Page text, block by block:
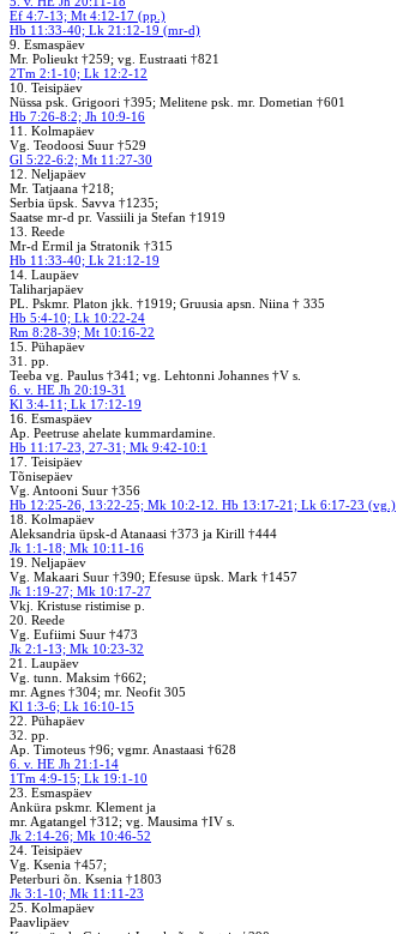
Ef 4:7-13; Mt 4:12-17 (pp.)
Hb 11:33-40; Lk 21:12-19 (mr-d)
9. Esmaspäev
Mr. Polieukt †259; vg. Eustraati †821
2Tm 2:1-10; Lk 12:2-12
10. Teisipäev
Nüssa psk. Grigoori †395; Melitene psk. mr. Dometian †601
Hb 7:26-8:2; Jh 10:9-16
11. Kolmapäev
Vg. Teodoosi Suur †529
Gl 5:22-6:2; Mt 11:27-30
12. Neljapäev
Mr. Tatjaana †218;
Serbia üpsk. Savva †1235;
Saatse mr-d pr. Vassiili ja Stefan †1919
13. Reede
Mr-d Ermil ja Stratonik †315
Hb 11:33-40; Lk 21:12-19
14. Laupäev
Taliharjapäev
PL. Pskmr. Platon jkk. †1919; Gruusia apsn. Niina † 335
Hb 5:4-10; Lk 10:22-24
Rm 8:28-39; Mt 10:16-22
15. Pühapäev
31. pp.
Teeba vg. Paulus †341; vg. Lehtonni Johannes †V s.
6. v. HE Jh 20:19-31
Kl 3:4-11; Lk 17:12-19
16. Esmaspäev
Ap. Peetruse ahelate kummardamine.
Hb 11:17-23, 27-31; Mk 9:42-10:1
17. Teisipäev
Tõnisepäev
Vg. Antooni Suur †356
Hb 12:25-26, 13:22-25; Mk 10:2-12. Hb 13:17-21; Lk 6:17-23 (vg.)
18. Kolmapäev
Aleksandria üpsk-d Atanaasi †373 ja Kirill †444
Jk 1:1-18; Mk 10:11-16
19. Neljapäev
Vg. Makaari Suur †390; Efesuse üpsk. Mark †1457
Jk 1:19-27; Mk 10:17-27
Vkj. Kristuse ristimise p.
20. Reede
Vg. Eufiimi Suur †473
Jk 2:1-13; Mk 10:23-32
21. Laupäev
Vg. tunn. Maksim †662;
mr. Agnes †304; mr. Neofit 305
Kl 1:3-6; Lk 16:10-15
22. Pühapäev
32. pp.
Ap. Timoteus †96; vgmr. Anastaasi †628
6. v. HE Jh 21:1-14
1Tm 4:9-15; Lk 19:1-10
23. Esmaspäev
Anküra pskmr. Klement ja
mr. Agatangel †312; vg. Mausima †IV s.
Jk 2:14-26; Mk 10:46-52
24. Teisipäev
Vg. Ksenia †457;
Peterburi õn. Ksenia †1803
Jk 3:1-10; Mk 11:11-23
25. Kolmapäev
Paavlipäev